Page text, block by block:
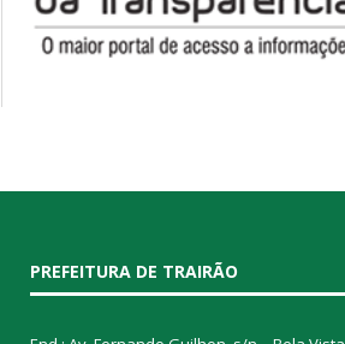
PREFEITURA DE TRAIRÃO